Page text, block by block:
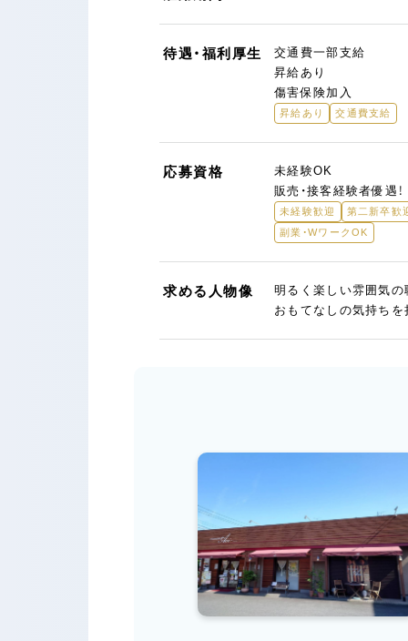
待遇・福利厚生
交通費一部支給
昇給あり
傷害保険加入
昇給あり 交通費支給
応募資格
未経験OK
販売・接客経験者優遇！
未経験歓迎
第二新卒歓
副業・WワークOK
求める人物像
明るく楽しい雰囲気
おもてなしの気持ち